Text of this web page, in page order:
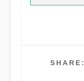
SHARE: